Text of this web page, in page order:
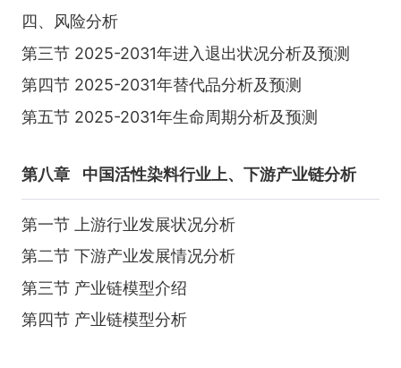
四、风险分析
第三节 2025-2031年进入退出状况分析及预测
第四节 2025-2031年替代品分析及预测
第五节 2025-2031年生命周期分析及预测
第八章 中国活性染料行业上、下游产业链分析
第一节 上游行业发展状况分析
第二节 下游产业发展情况分析
第三节 产业链模型介绍
第四节 产业链模型分析